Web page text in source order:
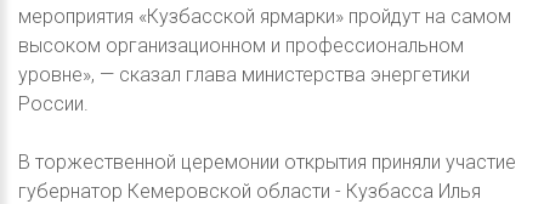
мероприятия «Кузбасской ярмарки» пройдут на самом
высоком организационном и профессиональном
уровне», — сказал глава министерства энергетики
России.
В торжественной церемонии открытия приняли участие
губернатор Кемеровской области - Кузбасса Илья